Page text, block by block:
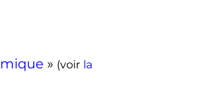
» (voir la